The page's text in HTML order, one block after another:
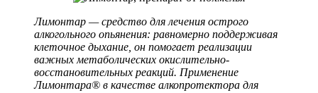
Лимонтар — средство для лечения острого
алкогольного опьянения: равномерно поддерживая
клеточное дыхание, он помогает реализации
важных метаболических окислительно-
восстановительных реакций. Применение
Лимонтара® в качестве алкопротектора для